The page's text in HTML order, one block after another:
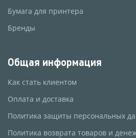
Бумага для принтера
Бренды
Общая информация
Как стать клиентом
Оплата и доставка
Политика защиты персональных
Политика возврата товаров и